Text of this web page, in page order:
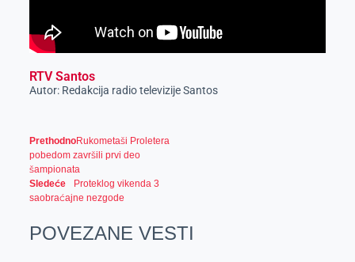
RTV Santos
Autor: Redakcija radio televizije Santos
PrethodnoRukometaši Proletera
pobedom završili prvi deo
šampionata
Sledeće
Proteklog vikenda 3
saobraćajne nezgode
POVEZANE VESTI